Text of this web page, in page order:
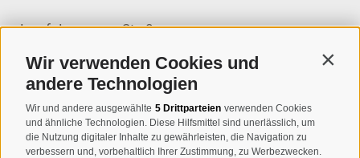
Wir verwenden Cookies und
andere Technologien
Wir und andere ausgewählte 5 Drittparteien verwenden Cookies
und ähnliche Technologien. Diese Hilfsmittel sind unerlässlich, um
die Nutzung digitaler Inhalte zu gewährleisten, die Navigation zu
verbessern und, vorbehaltlich Ihrer Zustimmung, zu Werbezwecken.
Josef-Jungmann-Str. 8
MWSt.-Nr: 00518320213
T+39 0474 678076
info@taufers.com